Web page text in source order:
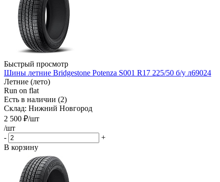
Быстрый просмотр
Шины летние Bridgestone Potenza S001 R17 225/50 б/у л69024
Летние (лето)
Run on flat
Есть в наличии (2)
Склад: Нижний Новгород
2 500 ₽/шт
/шт
-
+
В корзину